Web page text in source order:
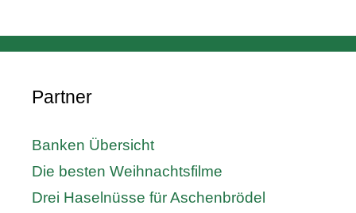
Partner
Banken Übersicht
Die besten Weihnachtsfilme
Drei Haselnüsse für Aschenbrödel